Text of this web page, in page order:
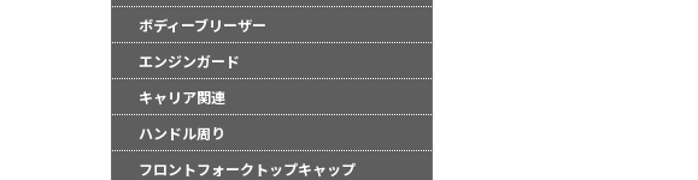
ボディーブリーザー
エンジンガード
キャリア関連
ハンドル周り
フロントフォークトップキャップ